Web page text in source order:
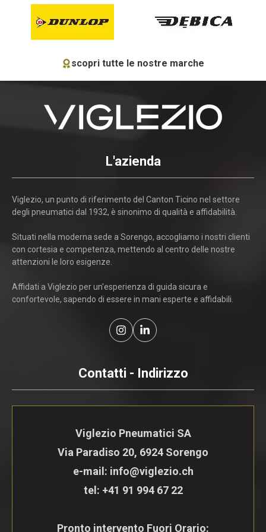
scopri tutte le nostre marche
L'azienda
Viglezio, un punto di riferimento del Canton Ticino nel settore
degli pneumatici dal 1932, è sinonimo di qualità e affidabilità.
Situati nella moderna sede a Sorengo, accogliamo i nostri clienti
con cortesia e competenza, mettendo al centro delle nostre
attenzioni le loro esigenze.
Affidati a Viglezio per un'esperienza di guida sicura e
confortevole, sapendo di essere in mani esperte e affidabili.
Contatti - Indirizzo
Viglezio Pneumatici SA
Via Paradiso 20, 6924 Sorengo
e-mail: info@viglezio.ch
tel: +41 91 994 67 22
Pronto intervento Fuori Orario: